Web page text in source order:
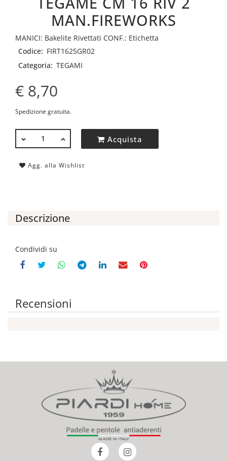
MAN.FIREWORKS
MANICI: Bakelite Rivettati CONF.: Etichetta
Codice: FIRT1625GR02
Categoria: TEGAMI
€ 8,70
Spedizione gratuita.
Acquista
Agg. alla Wishlist
Descrizione
Condividi su
Recensioni